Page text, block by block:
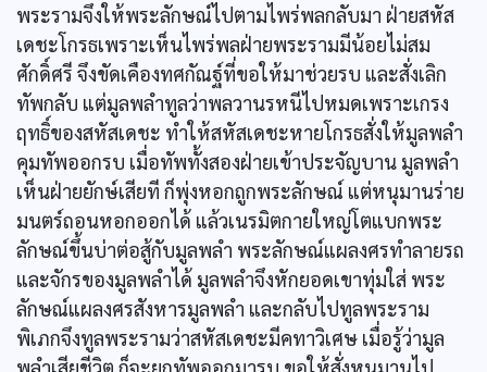
พระรามจึงให้พระลักษณ์ไปตามไพร่พลกลับมา ฝ่ายสหัส
เดชะโกรธเพราะเห็นไพร่พลฝ่ายพระรามมีน้อยไม่สม
ศักดิ์ศรี จึงขัดเคืองทศกัณฐ์ที่ขอให้มาช่วยรบ และสั่งเลิก
ทัพกลับ แต่มูลพลำทูลว่าพลวานรหนีไปหมดเพราะเกรง
ฤทธิ์ของสหัสเดชะ ทำให้สหัสเดชะหายโกรธสั่งให้มูลพลำ
คุมทัพออกรบ เมื่อทัพทั้งสองฝ่ายเข้าประจัญบาน มูลพลำ
เห็นฝ่ายยักษ์เสียที ก็พุ่งหอกถูกพระลักษณ์ แต่หนุมานร่าย
มนตร์ถอนหอกออกได้ แล้วเนรมิตกายใหญ่โตแบกพระ
ลักษณ์ขึ้นบ่าต่อสู้กับมูลพลำ พระลักษณ์แผลงศรทำลายรถ
และจักรของมูลพลำได้ มูลพลำจึงหักยอดเขาทุ่มใส่ พระ
ลักษณ์แผลงศรสังหารมูลพลำ และกลับไปทูลพระราม
พิเภกจึงทูลพระรามว่าสหัสเดชะมีคทาวิเศษ เมื่อรู้ว่ามูล
พลำเสียชีวิต ก็จะยกทัพออกมารบ ขอให้สั่งหนุมานไป